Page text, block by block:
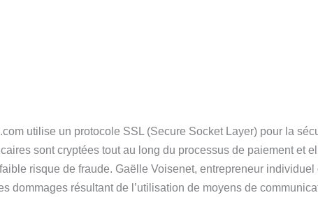
utilise un protocole SSL (Secure Socket Layer) pour la
sont cryptées tout au long du processus de paiement et
risque de fraude. Gaëlle Voisenet, entrepreneur
dommages résultant de l’utilisation de moyens de